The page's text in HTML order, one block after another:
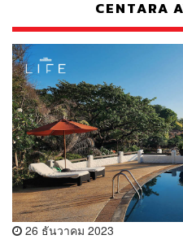
CENTARA
26 ธันวาคม 2023